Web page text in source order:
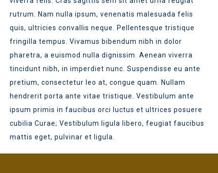
rutrum. Nam nulla ipsum, venenatis malesuada felis
quis, ultricies convallis neque. Pellentesque tristique
fringilla tempus. Vivamus bibendum nibh in dolor
pharetra, a euismod nulla dignissim. Aenean viverra
tincidunt nibh, in imperdiet nunc. Suspendisse eu ante
pretium, consectetur leo at, congue quam. Nullam
hendrerit porta ante vitae tristique. Vestibulum ante
ipsum primis in faucibus orci luctus et ultrices posuere
cubilia Curae; Vestibulum ligula libero, feugiat faucibus
mattis eget, pulvinar et ligula.